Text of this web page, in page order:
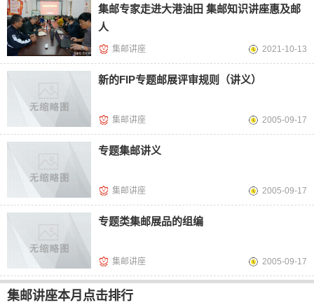
集邮专家走进大港油田 集邮知识讲座惠及邮
人
集邮讲座 2021-10-13
新的FIP专题邮展评审规则（讲义）
集邮讲座 2005-09-17
专题集邮讲义
集邮讲座 2005-09-17
专题类集邮展品的组编
集邮讲座 2005-09-17
集邮讲座本月点击排行